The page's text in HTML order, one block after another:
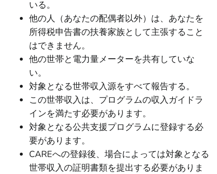
いる。
他の人（あなたの配偶者以外）は、あなたを
所得税申告書の扶養家族として主張すること
はできません。
他の世帯と電力量メーターを共有していな
い。
対象となる世帯収入源をすべて報告する。
この世帯収入は、プログラムの収入ガイドラ
インを満たす必要があります。
対象となる公共支援プログラムに登録する必
要があります。
CAREへの登録後、場合によっては対象となる
世帯収入の証明書類を提出する必要がありま